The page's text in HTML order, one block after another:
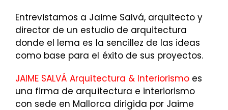
Entrevistamos a Jaime Salvá, arquitecto y
director de un estudio de arquitectura
donde el lema es la sencillez de las ideas
como base para el éxito de sus proyectos.
JAIME SALVÁ Arquitectura & Interiorismo es
una firma de arquitectura e interiorismo
con sede en Mallorca dirigida por Jaime